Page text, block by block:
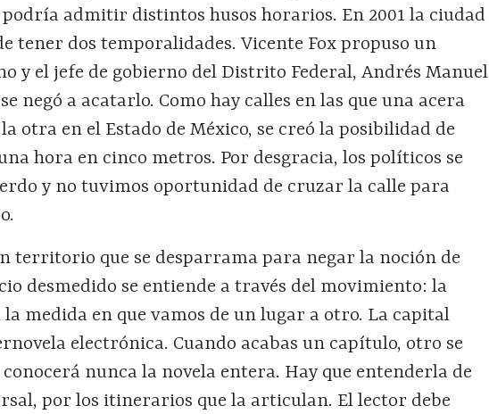
admitir distintos husos horarios. En 2001 la ciudad
tener dos temporalidades. Vicente Fox propuso un
y el jefe de gobierno del Distrito Federal, Andrés Manuel
negó a acatarlo. Como hay calles en las que una acera
la otra en el Estado de México, se creó la posibilidad de
hora en cinco metros. Por desgracia, los políticos se
y no tuvimos oportunidad de cruzar la calle para
territorio que se desparrama para negar la noción de
desmedido se entiende a través del movimiento: la
la medida en que vamos de un lugar a otro. La capital
electrónica. Cuando acabas un capítulo, otro se
conocerá nunca la novela entera. Hay que entenderla de
por los itinerarios que la articulan. El lector debe